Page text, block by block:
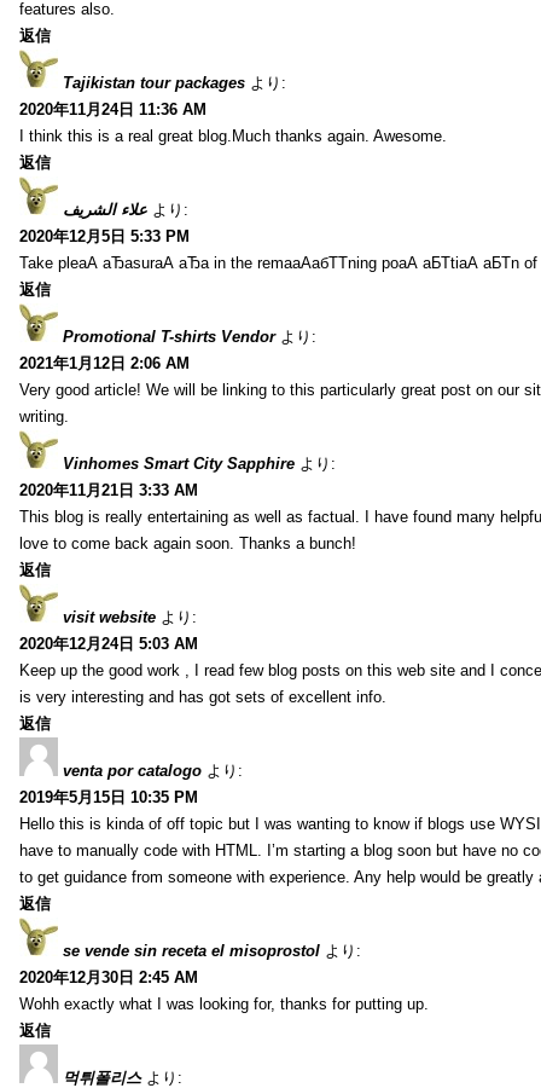
features also.
返信
Tajikistan tour packages より:
2020年11月24日 11:36 AM
I think this is a real great blog.Much thanks again. Awesome.
返信
علاء الشريف より:
2020年12月5日 5:33 PM
Take pleаА аЂаsurаА аЂа in the remaаАабТТning poаА аБТtiаА аБТn
返信
Promotional T-shirts Vendor より:
2021年1月12日 2:06 AM
Very good article! We will be linking to this particularly great post on our
writing.
Vinhomes Smart City Sapphire より:
2020年11月21日 3:33 AM
This blog is really entertaining as well as factual. I have found many
love to come back again soon. Thanks a bunch!
返信
visit website より:
2020年12月24日 5:03 AM
Keep up the good work , I read few blog posts on this web site and I
is very interesting and has got sets of excellent info.
返信
venta por catalogo より:
2019年5月15日 10:35 PM
Hello this is kinda of off topic but I was wanting to know if blogs use
have to manually code with HTML. I’m starting a blog soon but have no
to get guidance from someone with experience. Any help would be greatly
返信
se vende sin receta el misoprostol より:
2020年12月30日 2:45 AM
Wohh exactly what I was looking for, thanks for putting up.
返信
먹튀폴리스 より: